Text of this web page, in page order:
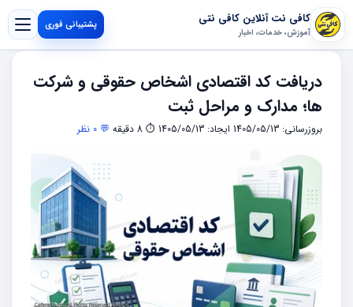
کافی نت آنلاین کافی نتی
آموزش، خدمات، اخبار
پشتیبانی فوری
دریافت کد اقتصادی اشخاص حقوقی و شرکت
ها؛ مدارک و مراحل ثبت
بروزرسانی: 1405/05/13 ایجاد: 1405/05/13 ⏱ 8 دقیقه 💬 0 نظر